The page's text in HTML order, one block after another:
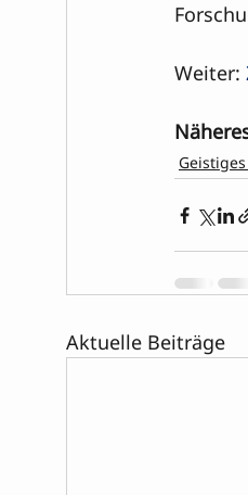
Weiter:
Aktuelle Beiträge